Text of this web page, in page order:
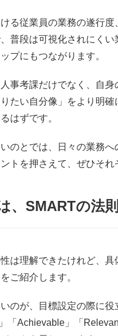
る従業員の業務の遂行
普段は可視化されにく
プにもつながります。
事考課だけでなく、自
たい自分像」をより明
はずです。
のとでは、日々の業務
トを押さえて、ぜひそれ
、SMARTの法
性は理解できたけれど、
ご紹介します。
のが、目標設定の際に
「Achievable」「